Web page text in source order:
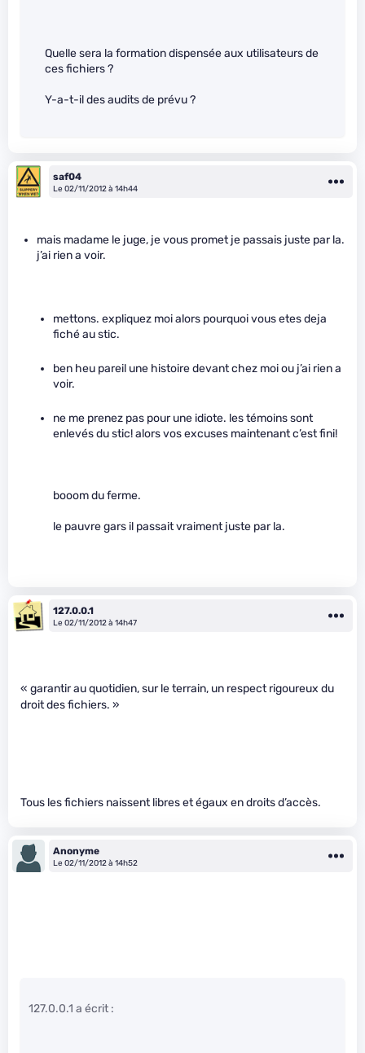
Quelle sera la formation dispensée aux utilisateurs de
ces fichiers ?
Y-a-t-il des audits de prévu ?
saf04
Le 02/11/2012 à 14h44
mais madame le juge, je vous promet je passais juste par la.
j’ai rien a voir.
mettons. expliquez moi alors pourquoi vous etes deja
fiché au stic.
ben heu pareil une histoire devant chez moi ou j’ai rien a
voir.
ne me prenez pas pour une idiote. les témoins sont
enlevés du stic! alors vos excuses maintenant c’est fini!
booom du ferme.
le pauvre gars il passait vraiment juste par la.
127.0.0.1
Le 02/11/2012 à 14h47
« garantir au quotidien, sur le terrain, un respect rigoureux du
droit des fichiers. »
Tous les fichiers naissent libres et égaux en droits d’accès.
Anonyme
Le 02/11/2012 à 14h52
127.0.0.1 a écrit :